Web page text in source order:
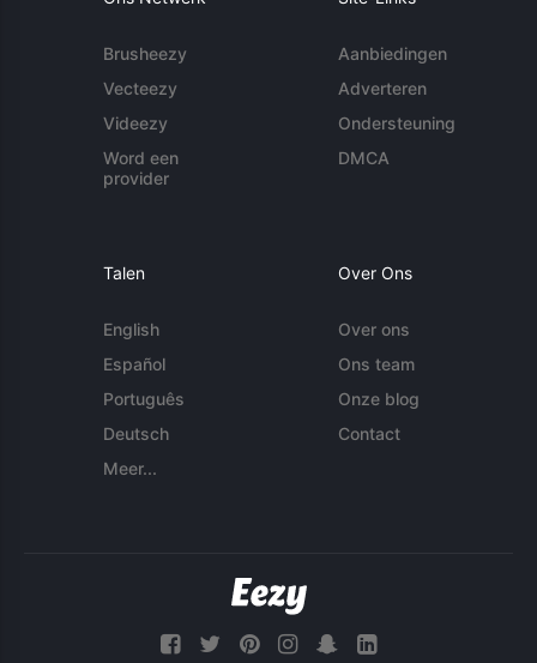
Brusheezy
Vecteezy
Videezy
Word een
provider
Aanbiedingen
Adverteren
Ondersteuning
DMCA
Talen
English
Español
Português
Deutsch
Meer...
Over Ons
Over ons
Ons team
Onze blog
Contact